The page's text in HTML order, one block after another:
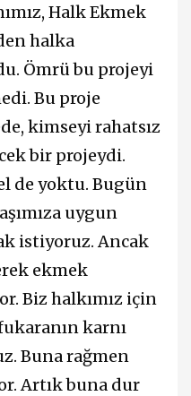
Halk Ekmek
halka
Ömrü bu projeyi
Bu proje
kimseyi rahatsız
bir projeydi.
de yoktu. Bugün
uygun
istiyoruz. Ancak
ekmek
Biz halkımız için
karnı
Buna rağmen
Artık buna dur